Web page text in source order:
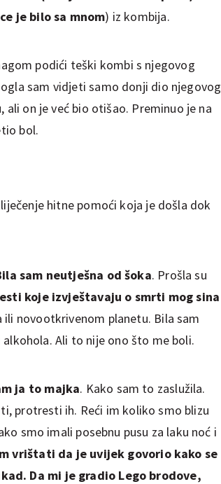
je bilo sa mnom) iz kombija.
podići teški kombi s njegovog
sam vidjeti samo donji dio njegovog
on je već bio otišao. Preminuo je na
bol.
hitne pomoći koja je došla dok
sam neutješna od šoka. Prošla su
koje izvještavaju o smrti mog sina
novootkrivenom planetu. Bila sam
Ali to nije ono što me boli.
ja to majka. Kako sam to zaslužila.
protresti ih. Reći im koliko smo blizu
smo imali posebnu pusu za laku noć i
vrištati da je uvijek govorio kako se
Da mi je gradio Lego brodove,